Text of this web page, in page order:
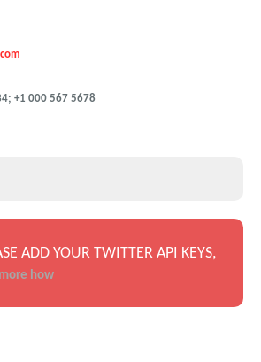
+1 000 567 5678
ADD YOUR TWITTER API KEYS,
how